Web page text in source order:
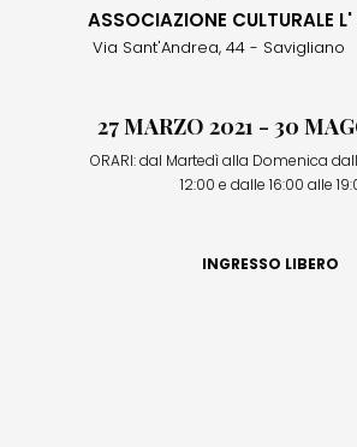
27 MARZO 2021 - 30
ORARI: dal Martedì alla Domenica
12:00 e dalle 16:00 alle
INGRESSO LIBERO
ASSOCIAZIONE CULTURALE
Via Sant'Andrea, 44 - Savigliano